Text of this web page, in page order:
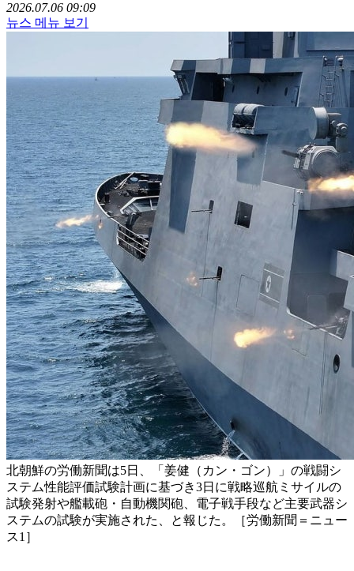
2026.07.06 09:09
뉴스 메뉴 보기
北朝鮮の労働新聞は5日、「姜健（カン・ゴン）」の戦闘シ
ステム性能評価試験計画に基づき3日に戦略巡航ミサイルの
試験発射や艦載砲・自動機関砲、電子戦手段など主要武器シ
ステムの試験が実施された、と報じた。［労働新聞＝ニュー
ス1］